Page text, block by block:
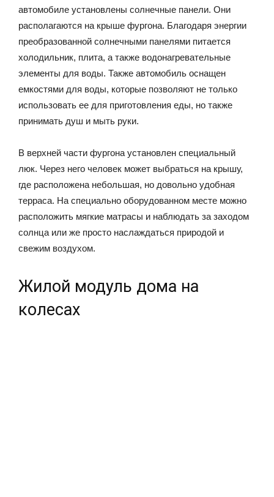
автомобиле установлены солнечные панели. Они
располагаются на крыше фургона. Благодаря энергии
преобразованной солнечными панелями питается
холодильник, плита, а также водонагревательные
элементы для воды. Также автомобиль оснащен
емкостями для воды, которые позволяют не только
использовать ее для приготовления еды, но также
принимать душ и мыть руки.
В верхней части фургона установлен специальный
люк. Через него человек может выбраться на крышу,
где расположена небольшая, но довольно удобная
терраса. На специально оборудованном месте можно
расположить мягкие матрасы и наблюдать за заходом
солнца или же просто наслаждаться природой и
свежим воздухом.
Жилой модуль дома на
колесах